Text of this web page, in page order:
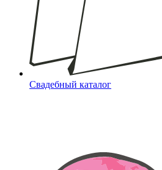
Свадебный каталог